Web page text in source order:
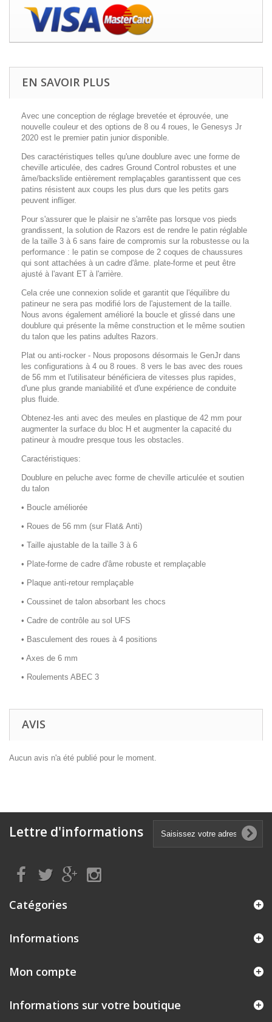
EN SAVOIR PLUS
Avec une conception de réglage brevetée et éprouvée, une
nouvelle couleur et des options de 8 ou 4 roues, le Genesys Jr
2020 est le premier patin junior disponible.
Des caractéristiques telles qu'une doublure avec une forme de
cheville articulée, des cadres Ground Control robustes et une
âme/backslide entièrement remplaçables garantissent que ces
patins résistent aux coups les plus durs que les petits gars
peuvent infliger.
Pour s'assurer que le plaisir ne s'arrête pas lorsque vos pieds
grandissent, la solution de Razors est de rendre le patin réglable
de la taille 3 à 6 sans faire de compromis sur la robustesse ou la
performance : le patin se compose de 2 coques de chaussures
qui sont attachées à un cadre d'âme. plate-forme et peut être
ajusté à l'avant ET à l'arrière.
Cela crée une connexion solide et garantit que l'équilibre du
patineur ne sera pas modifié lors de l'ajustement de la taille.
Nous avons également amélioré la boucle et glissé dans une
doublure qui présente la même construction et le même soutien
du talon que les patins adultes Razors.
Plat ou anti-rocker - Nous proposons désormais le GenJr dans
les configurations à 4 ou 8 roues. 8 vers le bas avec des roues
de 56 mm et l'utilisateur bénéficiera de vitesses plus rapides,
d'une plus grande maniabilité et d'une expérience de conduite
plus fluide.
Obtenez-les anti avec des meules en plastique de 42 mm pour
augmenter la surface du bloc H et augmenter la capacité du
patineur à moudre presque tous les obstacles.
Caractéristiques:
Doublure en peluche avec forme de cheville articulée et soutien
du talon
• Boucle améliorée
• Roues de 56 mm (sur Flat& Anti)
• Taille ajustable de la taille 3 à 6
• Plate-forme de cadre d'âme robuste et remplaçable
• Plaque anti-retour remplaçable
• Coussinet de talon absorbant les chocs
• Cadre de contrôle au sol UFS
• Basculement des roues à 4 positions
• Axes de 6 mm
• Roulements ABEC 3
AVIS
Aucun avis n'a été publié pour le moment.
Lettre d'informations
Catégories
Informations
Mon compte
Informations sur votre boutique